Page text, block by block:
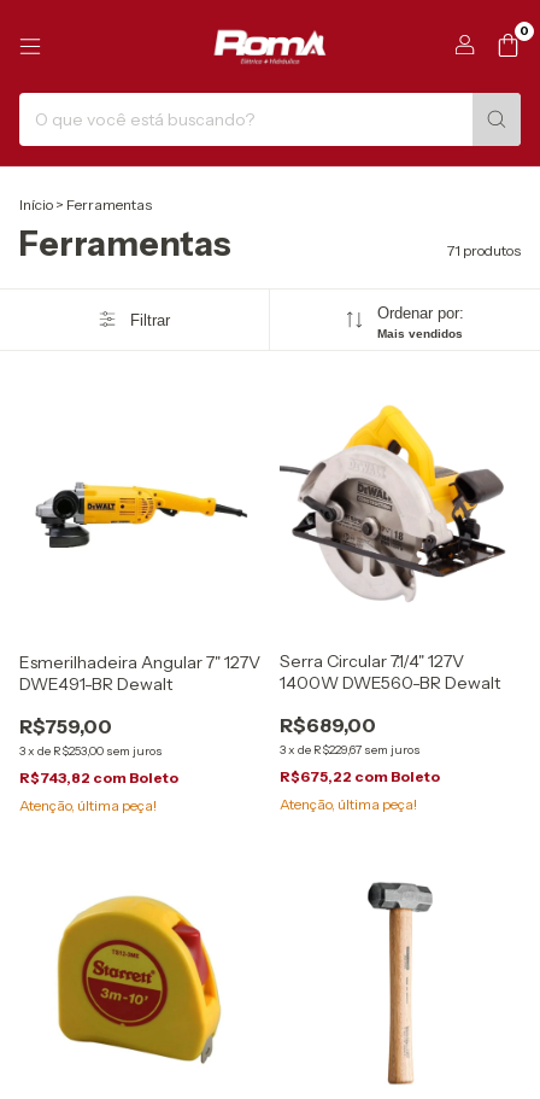
0
Início > Ferramentas
Ferramentas 71 produtos
Filtrar Ordenar por:
Mais vendidos
Esmerilhadeira Angular 7" 127V
DWE491-BR Dewalt
R$759,00
3x de R$253,00 sem juros
R$743,82 com Boleto
Atenção, última peça!
Serra Circular 7.1/4" 127V
1400W DWE560-BR Dewalt
R$689,00
3x de R$229,67 sem juros
R$675,22 com Boleto
Atenção, última peça!